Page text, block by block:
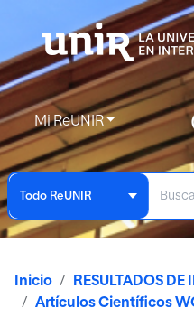
Mi ReUNIR
Todo ReUNIR
Inicio
RESULTADOS
Artículos Científicos